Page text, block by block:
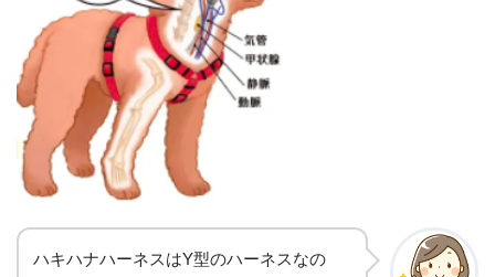
ハキハナハーネスはY型のハーネスなの